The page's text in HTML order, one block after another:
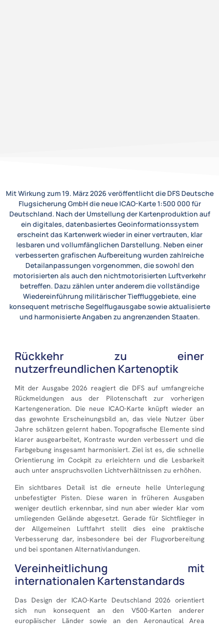
Mit Wirkung zum 19. März 2026 veröffentlicht die DFS Deutsche
Flugsicherung GmbH die neue ICAO-Karte 1:500 000 für
Deutschland. Nach der Umstellung der Kartenproduktion auf
ein digitales, datenbasiertes Geoinformationssystem
erscheint das Kartenwerk wieder in einer vertrauten, klar
lesbaren und vollumfänglichen Darstellung. Neben einer
verbesserten grafischen Aufbereitung wurden zahlreiche
Detailanpassungen vorgenommen, die sowohl den
motorisierten als auch den nichtmotorisierten Luftverkehr
betreffen. Dazu zählen unter anderem die vollständige
Wiedereinführung militärischer Tieffluggebiete, eine
konsequent metrische Segelflugausgabe sowie aktualisierte
und harmonisierte Angaben zu angrenzenden Staaten.
Rückkehr zu einer
nutzerfreundlichen Kartenoptik
Mit der Ausgabe 2026 reagiert die DFS auf umfangreiche
Rückmeldungen aus der Pilotenschaft zur vorherigen
Kartengeneration. Die neue ICAO-Karte knüpft wieder an
das gewohnte Erscheinungsbild an, das viele Nutzer über
Jahre schätzen gelernt haben. Topografische Elemente sind
klarer ausgearbeitet, Kontraste wurden verbessert und die
Farbgebung insgesamt harmonisiert. Ziel ist es, die schnelle
Orientierung im Cockpit zu erleichtern und die Lesbarkeit
auch unter anspruchsvollen Lichtverhältnissen zu erhöhen.
Ein sichtbares Detail ist die erneute helle Unterlegung
unbefestigter Pisten. Diese waren in früheren Ausgaben
weniger deutlich erkennbar, sind nun aber wieder klar vom
umliegenden Gelände abgesetzt. Gerade für Sichtflieger in
der Allgemeinen Luftfahrt stellt dies eine praktische
Verbesserung dar, insbesondere bei der Flugvorbereitung
und bei spontanen Alternativlandungen.
Vereinheitlichung mit
internationalen Kartenstandards
Das Design der ICAO-Karte Deutschland 2026 orientiert
sich nun konsequent an den V500-Karten anderer
europäischer Länder sowie an den Aeronautical Area